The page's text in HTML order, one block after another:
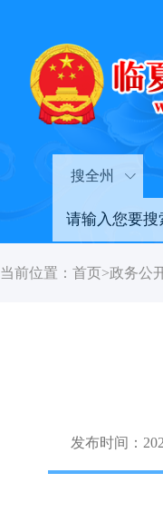
搜全州
当前位置： 首页>政务公
发布时间：